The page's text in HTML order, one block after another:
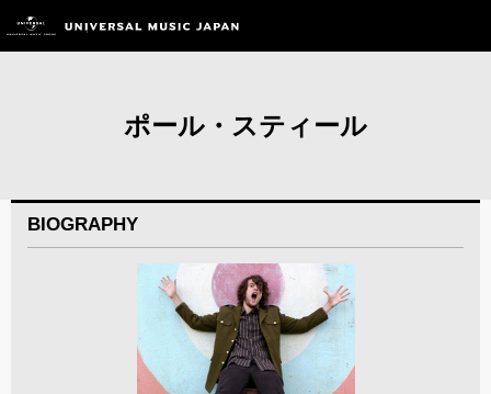
ポール・スティール
BIOGRAPHY